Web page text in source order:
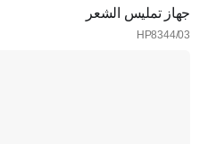
جهاز تمليس الشعر
HP8344/03